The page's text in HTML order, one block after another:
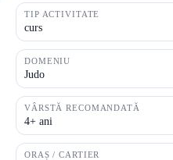
TIP ACTIVITATE
curs
DOMENIU
Judo
VÂRSTĂ RECOMANDATĂ
4+ ani
ORAȘ / CARTIER